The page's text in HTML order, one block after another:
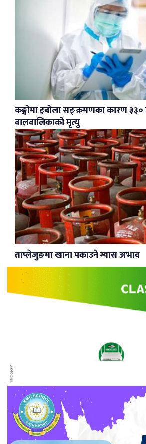
कङ्गोमा इबोला सङ्क्रमणका कारण ३३०
बालबालिकाको मृत्यु
ताप्लेजुङमा खाना पकाउने ग्यास अभाव